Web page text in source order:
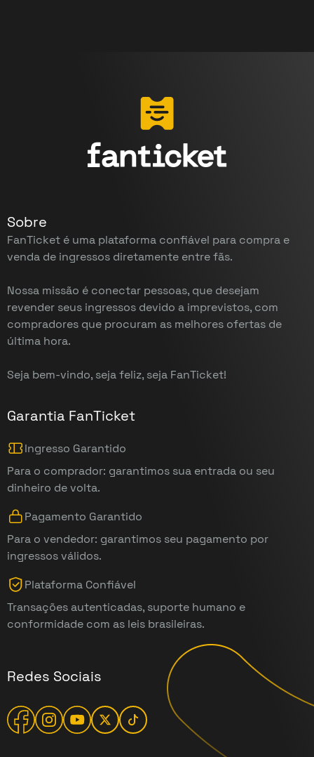
Sobre
FanTicket é uma plataforma confiável para compra e
venda de ingressos diretamente entre fãs.
Nossa missão é conectar pessoas, que desejam
revender seus ingressos devido a imprevistos, com
compradores que procuram as melhores ofertas de
última hora.
Seja bem-vindo, seja feliz, seja FanTicket!
Garantia FanTicket
Ingresso Garantido
Para o comprador: garantimos sua entrada ou seu
dinheiro de volta.
Pagamento Garantido
Para o vendedor: garantimos seu pagamento por
ingressos válidos.
Plataforma Confiável
Transações autenticadas, suporte humano e
conformidade com as leis brasileiras.
Redes Sociais